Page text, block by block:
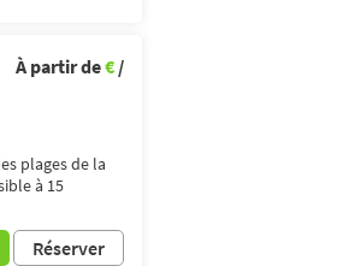
À partir de€ /
plages de la
à 15
Réserver